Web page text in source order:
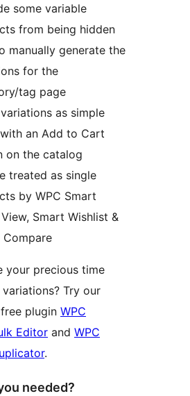
some variable
from being hidden
manually generate the
for the
tag page
as simple
an Add to Cart
on the catalog
treated as single
by WPC Smart
Smart Wishlist &
Compare
your precious time
Try our
plugin WPC
Editor and WPC
.
needed?